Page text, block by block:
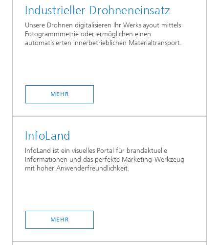
Industrieller Drohneneinsatz
Unsere Drohnen digitalisieren Ihr Werkslayout mittels
Fotogrammmetrie oder ermöglichen einen
automatisierten innerbetrieblichen Materialtransport.
MEHR
InfoLand
InfoLand ist ein visuelles Portal für brandaktuelle
Informationen und das perfekte Marketing-Werkzeug
mit hoher Anwenderfreundlichkeit.
MEHR